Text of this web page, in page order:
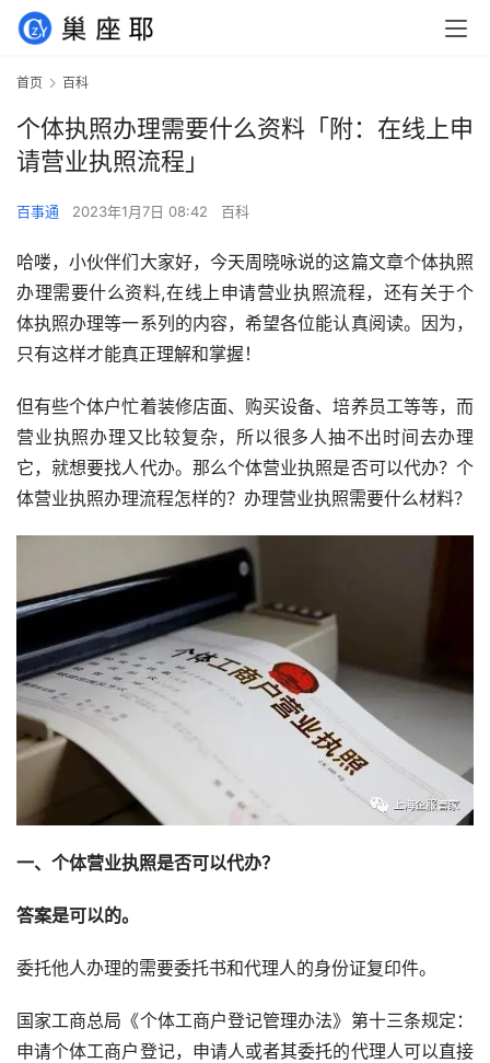
首页 百科
个体执照办理需要什么资料「附：在线上申
请营业执照流程」
百事通 2023年1月7日 08:42 百科
哈喽，小伙伴们大家好，今天周晓咏说的这篇文章个体执照
办理需要什么资料,在线上申请营业执照流程，还有关于个
体执照办理等一系列的内容，希望各位能认真阅读。因为，
只有这样才能真正理解和掌握！
但有些个体户忙着装修店面、购买设备、培养员工等等，而
营业执照办理又比较复杂，所以很多人抽不出时间去办理
它，就想要找人代办。那么个体营业执照是否可以代办？个
体营业执照办理流程怎样的？办理营业执照需要什么材料？
一、个体营业执照是否可以代办？
答案是可以的。
委托他人办理的需要委托书和代理人的身份证复印件。
国家工商总局《个体工商户登记管理办法》第十三条规定：
申请个体工商户登记，申请人或者其委托的代理人可以直接